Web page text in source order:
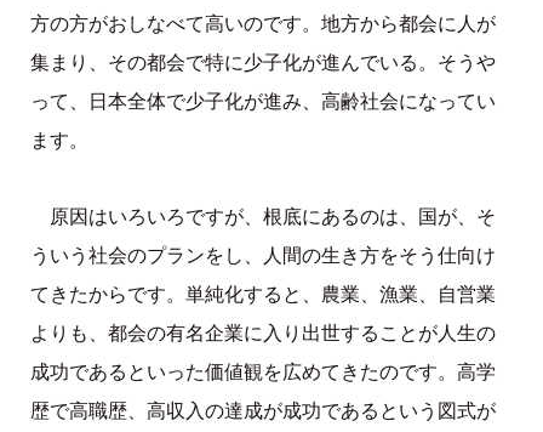
方の方がおしなべて高いのです。地方から都会に人が
集まり、その都会で特に少子化が進んでいる。そうや
って、日本全体で少子化が進み、高齢社会になってい
ます。
原因はいろいろですが、根底にあるのは、国が、そ
ういう社会のプランをし、人間の生き方をそう仕向け
てきたからです。単純化すると、農業、漁業、自営業
よりも、都会の有名企業に入り出世することが人生の
成功であるといった価値観を広めてきたのです。高学
歴で高職歴、高収入の達成が成功であるという図式が